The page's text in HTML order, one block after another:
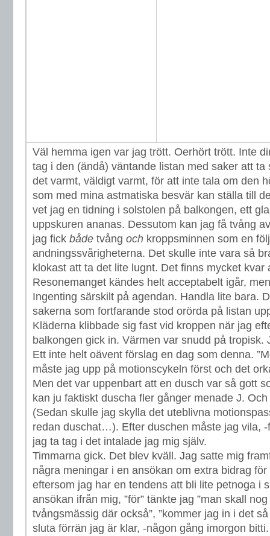
Väl hemma igen var jag trött. Oerhört trött. Inte
tag i den (ändå) väntande listan med saker att ta
det varmt, väldigt varmt, för att inte tala om den
som med mina astmatiska besvär kan ställa till
vet jag en tidning i solstolen på balkongen, ett
uppskuren ananas. Dessutom kan jag få tvång
jag fick både tvång och kroppsminnen som en
andningssvårigheterna. Det skulle inte vara så
klokast att ta det lite lugnt. Det finns mycket kvar
Resonemanget kändes helt acceptabelt igår,
Ingenting särskilt på agendan. Handla lite bara.
sakerna som fortfarande stod orörda på listan
Kläderna klibbade sig fast vid kroppen när jag
balkongen gick in. Värmen var snudd på tropisk.
Ett inte helt oävent förslag en dag som denna.
måste jag upp på motionscykeln först och det
Men det var uppenbart att en dusch var så gott
kan ju faktiskt duscha fler gånger menade J.
(Sedan skulle jag skylla det uteblivna
redan duschat…). Efter duschen måste jag vila, -
jag ta tag i det intalade jag mig själv.
Timmarna gick. Det blev kväll. Jag satte mig
några meningar i en ansökan om extra bidrag
eftersom jag har en tendens att bli lite petnoga i
ansökan ifrån mig, ”för” tänkte jag ”man skall
tvångsmässig där också”, ”kommer jag in i det
sluta förrän jag är klar, -någon gång imorgon